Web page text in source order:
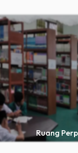
Ruang